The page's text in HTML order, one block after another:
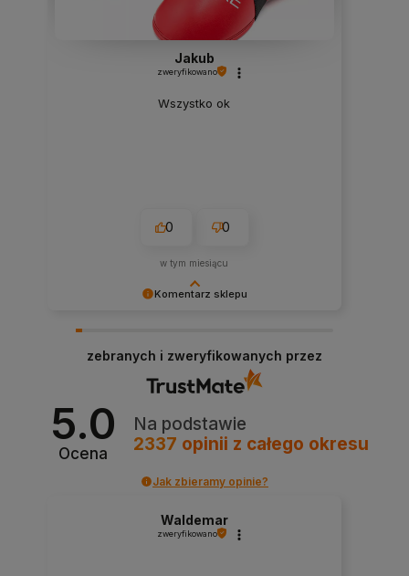
Komentarz sklepu
klientów takich jak Ty i jesteśmy zadowoleni, że
nam się udało. Mamy nadzieję, że do nas wrócisz
Jakub
zweryfikowano
Wszystko ok
0 0
w tym miesiącu
zebranych i zweryfikowanych przez
5.0
Ocena
Na podstawie
2337 opinii z całego okresu
Jak zbieramy opinie?
Waldemar
zweryfikowano